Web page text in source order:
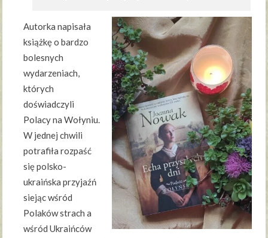
Autorka napisała
książkę o bardzo
bolesnych
wydarzeniach,
których
doświadczyli
Polacy na Wołyniu.
W jednej chwili
potrafiła rozpaść
się polsko-
ukraińska przyjaźń
siejąc wśród
Polaków strach a
wśród Ukraińców